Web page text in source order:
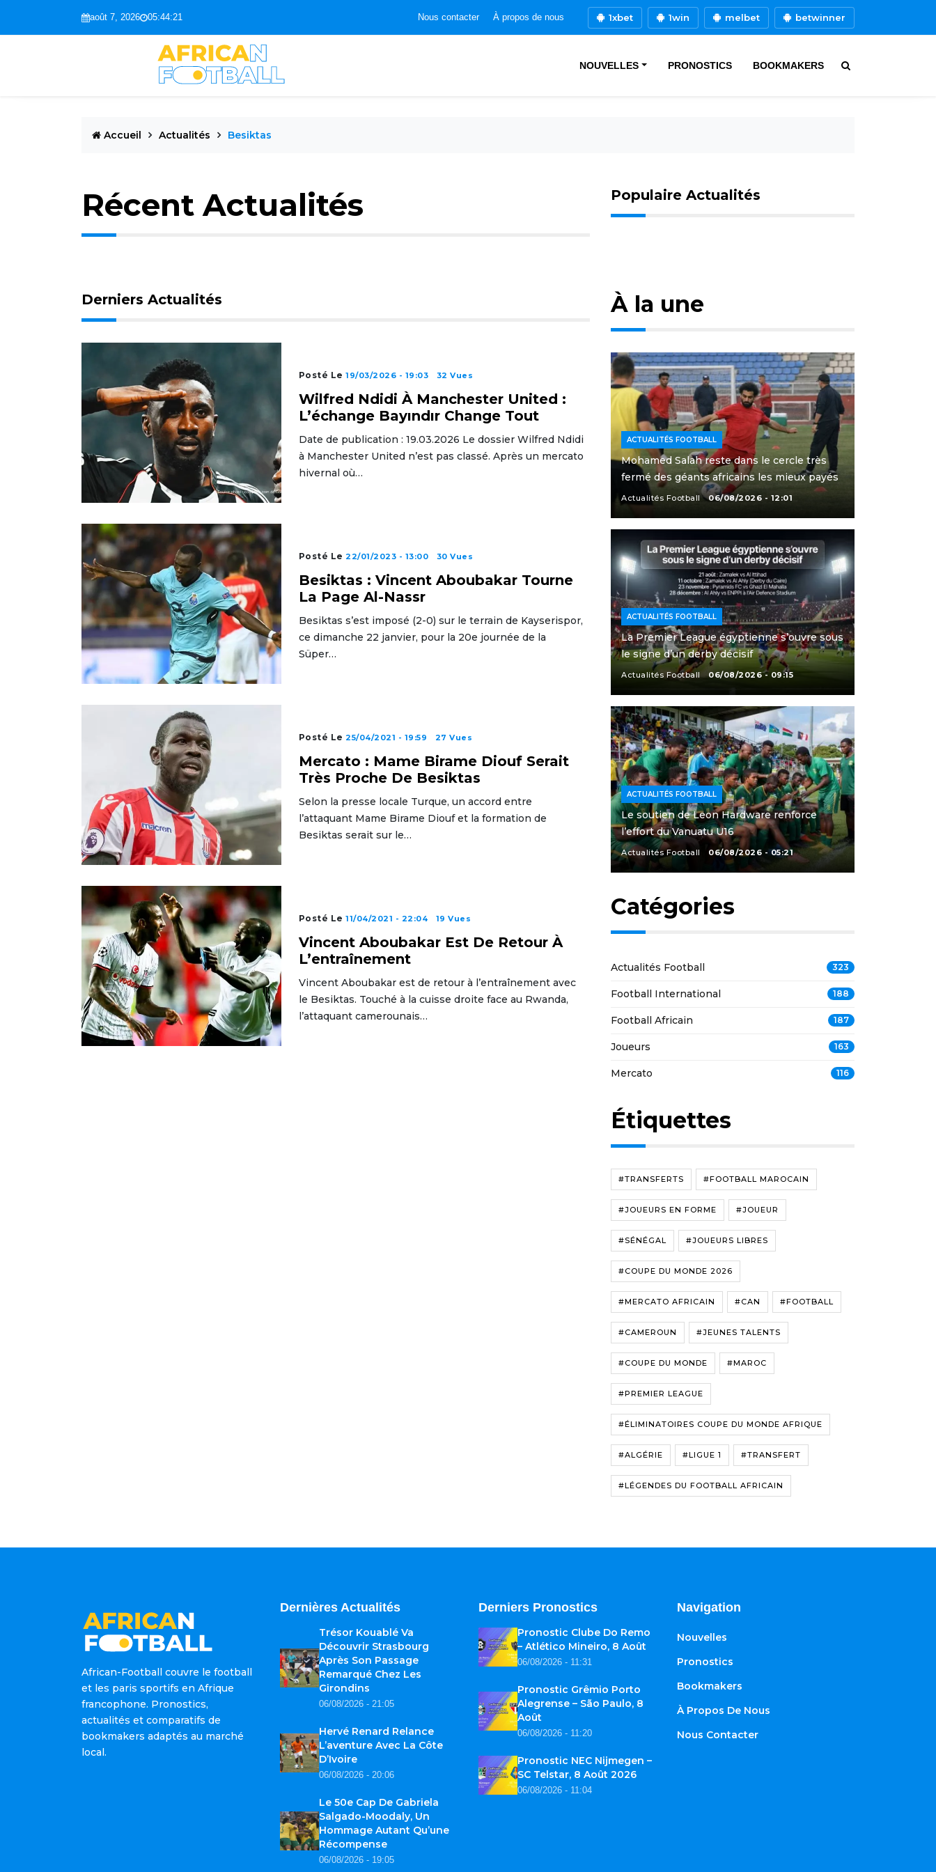
août 7, 2026 05:44:22 Nous contacter À propos de nous 1xbet 1win melbet betwinner
NOUVELLES PRONOSTICS BOOKMAKERS
Accueil Actualités Besiktas
Récent Actualités Populaire Actualités
Derniers Actualités
Posté Le19/03/2026 - 19:03 32 Vues
Wilfred Ndidi À Manchester United :
L’échange Bayındır Change Tout
Date de publication : 19.03.2026 Le dossier Wilfred Ndidi
à Manchester United n’est pas classé. Après un mercato
hivernal où…
Posté Le22/01/2023 - 13:00 30 Vues
Besiktas : Vincent Aboubakar Tourne
La Page Al-Nassr
Besiktas s’est imposé (2-0) sur le terrain de Kayserispor,
ce dimanche 22 janvier, pour la 20e journée de la
Süper…
Posté Le25/04/2021 - 19:59 27 Vues
Mercato : Mame Birame Diouf Serait
Très Proche De Besiktas
Selon la presse locale Turque, un accord entre
l’attaquant Mame Birame Diouf et la formation de
Besiktas serait sur le…
Posté Le11/04/2021 - 22:04 19 Vues
Vincent Aboubakar Est De Retour À
L’entraînement
Vincent Aboubakar est de retour à l’entraînement avec
le Besiktas. Touché à la cuisse droite face au Rwanda,
l’attaquant camerounais…
À la une
ACTUALITÉS FOOTBALL
Mohamed Salah reste dans le cercle très
fermé des géants africains les mieux payés
Actualités Football 06/08/2026 - 12:01
ACTUALITÉS FOOTBALL
La Premier League égyptienne s’ouvre sous
le signe d’un derby décisif
Actualités Football 06/08/2026 - 09:15
ACTUALITÉS FOOTBALL
Le soutien de Leon Hardware renforce
l’effort du Vanuatu U16
Actualités Football 06/08/2026 - 05:21
Catégories
Actualités Football 323
Football International 188
Football Africain 187
Joueurs 163
Mercato 116
Étiquettes
#TRANSFERTS #FOOTBALL MAROCAIN
#JOUEURS EN FORME #JOUEUR
#SÉNÉGAL #JOUEURS LIBRES
#COUPE DU MONDE 2026
#MERCATO AFRICAIN #CAN #FOOTBALL
#CAMEROUN #JEUNES TALENTS
#COUPE DU MONDE #MAROC
#PREMIER LEAGUE
#ÉLIMINATOIRES COUPE DU MONDE AFRIQUE
#ALGÉRIE #LIGUE 1 #TRANSFERT
#LÉGENDES DU FOOTBALL AFRICAIN
African-Football couvre le football
et les paris sportifs en Afrique
francophone. Pronostics,
actualités et comparatifs de
bookmakers adaptés au marché
local.
Dernières Actualités
Trésor Kouablé Va
Découvrir Strasbourg
Après Son Passage
Remarqué Chez Les
Girondins
06/08/2026 - 21:05
Hervé Renard Relance
L’aventure Avec La Côte
D’Ivoire
06/08/2026 - 20:06
Le 50e Cap De Gabriela
Salgado-Moodaly, Un
Hommage Autant Qu’une
Récompense
06/08/2026 - 19:05
Derniers Pronostics
Pronostic Clube Do Remo
– Atlético Mineiro, 8 Août
06/08/2026 - 11:31
Pronostic Grêmio Porto
Alegrense – São Paulo, 8
Août
06/08/2026 - 11:20
Pronostic NEC Nijmegen –
SC Telstar, 8 Août 2026
06/08/2026 - 11:04
Navigation
Nouvelles
Pronostics
Bookmakers
À Propos De Nous
Nous Contacter